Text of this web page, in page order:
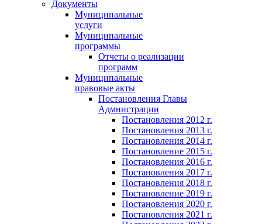
Документы
Муниципальные
услуги
Муниципальные
программы
Отчеты о реализации
программ
Муниципальные
правовые акты
Постановления Главы
Адмнистрации
Постановления 2012 г.
Постановления 2013 г.
Постановления 2014 г.
Постановление 2015 г.
Постановления 2016 г.
Постановления 2017 г.
Постановления 2018 г.
Постановление 2019 г.
Постановления 2020 г.
Постановления 2021 г.